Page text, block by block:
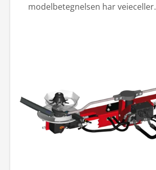
modelbetegnelsen har veieceller.